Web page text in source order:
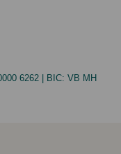
6262 | BIC: VB MH